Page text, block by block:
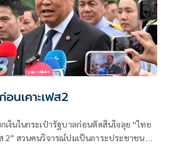
นเคาะเฟส2
เงินในกระเป๋ารัฐบาลก่อนตัดสินใจลุย “ไทย
ชี้